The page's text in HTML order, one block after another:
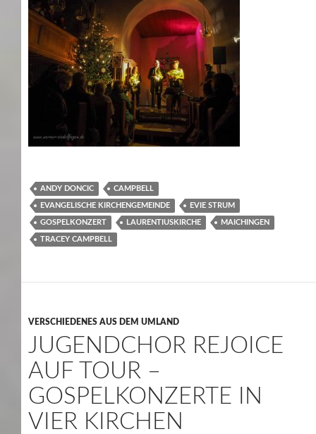
ANDY DONCIC CAMPBELL
EVANGELISCHE KIRCHENGEMEINDE EVIE STRUM
GOSPELKONZERT LAURENTIUSKIRCHE MAICHINGEN
TRACEY CAMPBELL
VERSCHIEDENES AUS DEM UMLAND
JUGENDCHOR REJOICE
AUF TOUR –
GOSPELKONZERTE IN
VIER KIRCHEN